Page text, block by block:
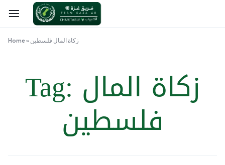
Home» زكاة المال فلسطين
Tag: زكاة المال
فلسطين